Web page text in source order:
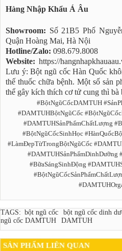
Hàng Nhập Khẩu Á Âu
Showroom: Số 21B5 Phố
Quận Hoàng Mai, Hà Nội
Hotline/Zalo: 098.679.8008
Website: https://
Lưu ý: Bột ngũ cốc Hàn Quốc
thế thuốc chữa bệnh. Một số sản
thể gây kích thích cơ tử cung thì bà
#BộtNgũCốcDAMTUH
#DAMTUHBộtNgũCốc
#DAMTUHSảnPhẩmChấtLượng
#BộtNgũCốcSinhHọc
#LàmĐẹpTừTrongBộtNgũCốc
#DAMTUHSảnPhẩmDinhDưỡng
#BữaSángSinhĐộng
TAGS: bột ngũ cốc bột ngũ cốc dinh
ngũ cốc DAMTUH
DAMTUH
SẢN PHẨM LIÊN QUAN